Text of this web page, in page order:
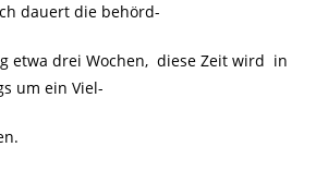
dauert die behörd-
etwa drei Wochen, diese Zeit wird in
um ein Viel-